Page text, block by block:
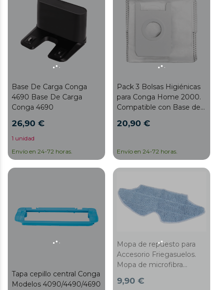
Smartgyro/1490
Impulse/1590 Active
Base De Carga Conga
4690 Base De Carga
Conga 4690
26,90 €
1 unidad
Envío en 24-72 horas.
Pack 3 Bolsas Higiénicas
para Conga Home 2000.
Compatible con Base de
Home 2000, Capacidad 2
20,90 €
Envío en 24-72 horas.
Tapa cepillo central Conga
Modelos 4090/4490/4690
Mopa de repuesto para
Accesorio Friegasuelos.
Mopa de microfibra
Conga Slim, Conga Slim
9,90 €